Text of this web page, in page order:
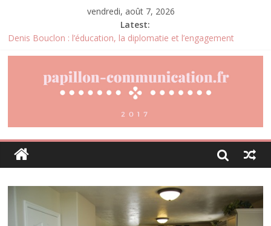
vendredi, août 7, 2026
Latest:
Denis Bouclon : l’éducation, la diplomatie et l’engagement
marchés africains
Pourquoi la gestion locative devient un levier stratégique pour
Daniel Moquet : quand les avis clients deviennent un levier
d’amélioration continue ?
Agria : une assurance santé animale conçue pour répondre aux
besoins des propriétaires